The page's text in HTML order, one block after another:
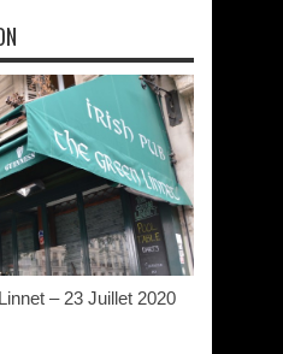
– 23 Juillet 2020